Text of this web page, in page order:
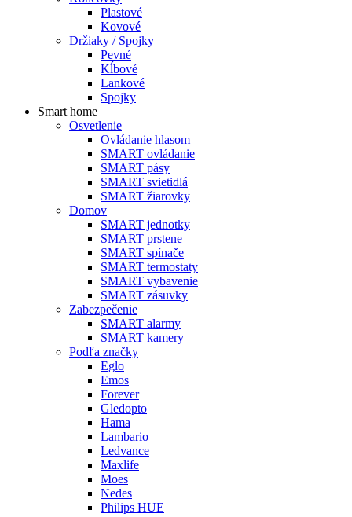
Plastové
Kovové
Držiaky / Spojky
Pevné
Kĺbové
Lankové
Spojky
Smart home
Osvetlenie
Ovládanie hlasom
SMART ovládanie
SMART pásy
SMART svietidlá
SMART žiarovky
Domov
SMART jednotky
SMART prstene
SMART spínače
SMART termostaty
SMART vybavenie
SMART zásuvky
Zabezpečenie
SMART alarmy
SMART kamery
Podľa značky
Eglo
Emos
Forever
Gledopto
Hama
Lambario
Ledvance
Maxlife
Moes
Nedes
Philips HUE